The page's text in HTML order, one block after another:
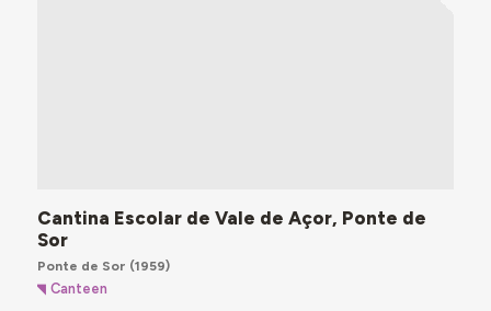
Cantina Escolar de Vale de Açor, Ponte de
Sor
Ponte de Sor (1959)
Canteen